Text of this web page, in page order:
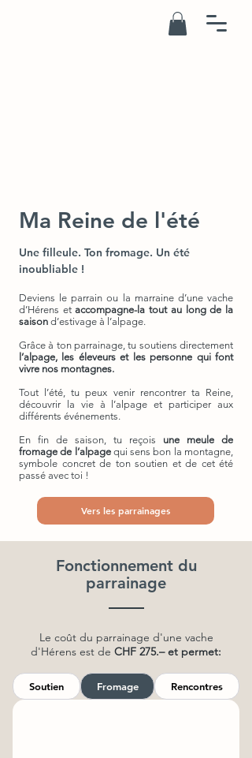
Ma Reine de l'été
Une filleule. Ton fromage. Un été
inoubliable !
Deviens le parrain ou la marraine d’une vache
d’Hérens etaccompagne-la tout au long de la
saison d’estivage à l’alpage.
Grâce à ton parrainage, tu soutiens directement
l’alpage, les éleveurs et les personne qui font
vivre nos montagnes.
Tout l’été, tu peux venir rencontrer ta Reine,
découvrir la vie à l’alpage et participer aux
différents événements.
En fin de saison, tu reçois une meule de
fromage de l’alpagequi sens bon la montagne,
symbole concret de ton soutien et de cet été
passé avec toi !
Vers les parrainages
Fonctionnement du
parrainage
Le coût du parrainage d'une vache
d'Hérens est de CHF 275.– et permet:
Soutien Fromage Rencontres